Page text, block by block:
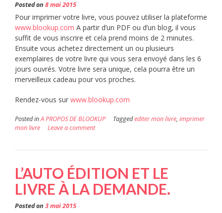
DES
DE
Posted on 8 mai 2015
Pour imprimer votre livre, vous pouvez utiliser la plateforme
www.blookup.com A partir d’un PDF ou d’un blog, il vous
suffit de vous inscrire et cela prend moins de 2 minutes.
Ensuite vous achetez directement un ou plusieurs
exemplaires de votre livre qui vous sera envoyé dans les 6
jours ouvrés. Votre livre sera unique, cela pourra être un
merveilleux cadeau pour vos proches.
Rendez-vous sur www.blookup.com
Posted inA PROPOS DE BLOOKUP Taggedediter mon livre, imprimer
mon livre
Leave a comment
L’AUTO ÉDITION ET LE
LIVRE À LA DEMANDE.
Posted on 3 mai 2015